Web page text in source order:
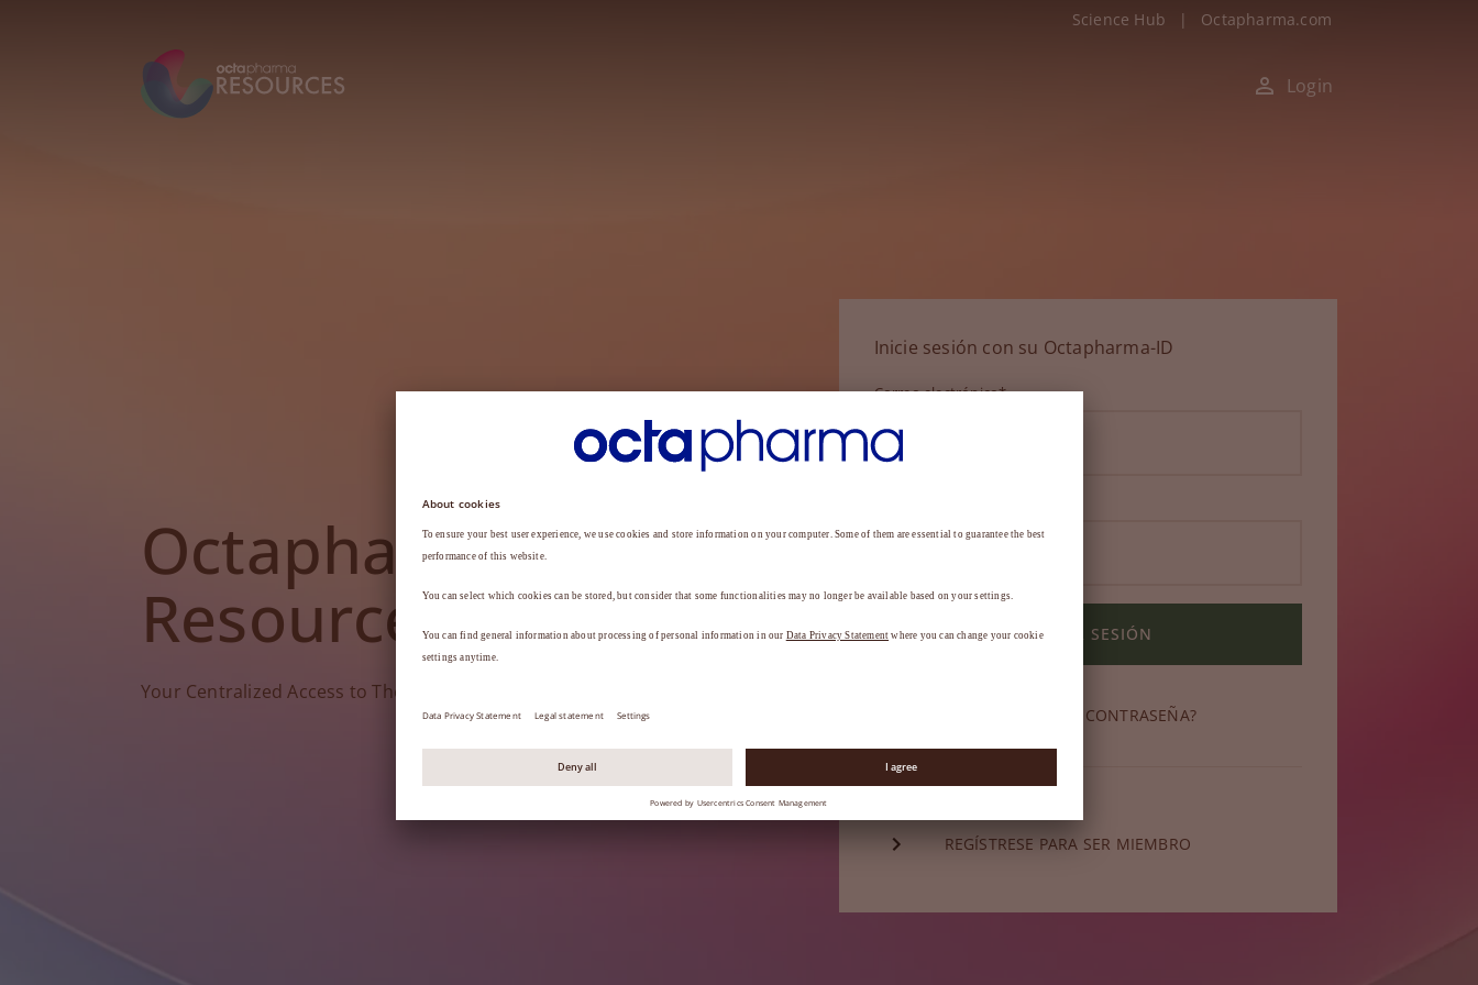
Science Hub | Octapharma.com
Login
Octapharma
Resources
Your Centralized Access to Therapy Tools.
Inicie sesión con su Octapharma-ID
Correo electrónico*
INICIAR SESIÓN
¿HA OLVIDADO SU CONTRASEÑA?
REGÍSTRESE PARA SER MIEMBRO